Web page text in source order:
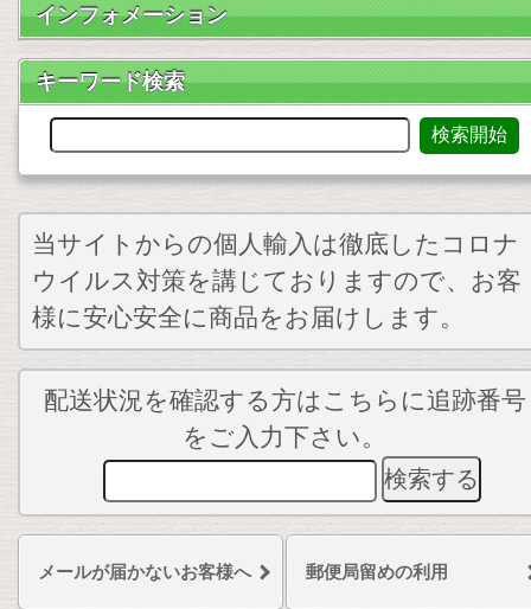
インフォメーション
キーワード検索
当サイトからの個人輸入は徹底したコロナ
ウイルス対策を講じておりますので、お客
様に安心安全に商品をお届けします。
配送状況を確認する方はこちらに追跡番号
をご入力下さい。
メールが届かないお客様へ 郵便局留めの利用